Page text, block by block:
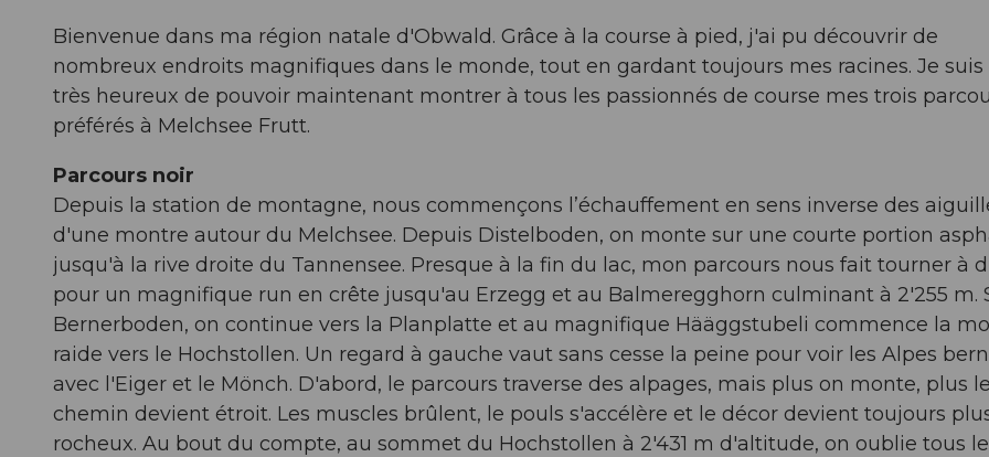
Bienvenue dans ma région natale d'Obwald. Grâce à la course à pied, j'ai pu découvrir de
nombreux endroits magnifiques dans le monde, tout en gardant toujours mes racines. Je suis
très heureux de pouvoir maintenant montrer à tous les passionnés de course mes trois
préférés à Melchsee Frutt.
Parcours noir
Depuis la station de montagne, nous commençons l’échauffement en sens inverse des
d'une montre autour du Melchsee. Depuis Distelboden, on monte sur une courte portion
jusqu'à la rive droite du Tannensee. Presque à la fin du lac, mon parcours nous fait tourner à
pour un magnifique run en crête jusqu'au Erzegg et au Balmeregghorn culminant à 2'255 m.
Bernerboden, on continue vers la Planplatte et au magnifique Hääggstubeli commence la
raide vers le Hochstollen. Un regard à gauche vaut sans cesse la peine pour voir les Alpes
avec l'Eiger et le Mönch. D'abord, le parcours traverse des alpages, mais plus on monte, plus le
chemin devient étroit. Les muscles brûlent, le pouls s'accélère et le décor devient toujours
rocheux. Au bout du compte, au sommet du Hochstollen à 2'431 m d'altitude, on oublie tous